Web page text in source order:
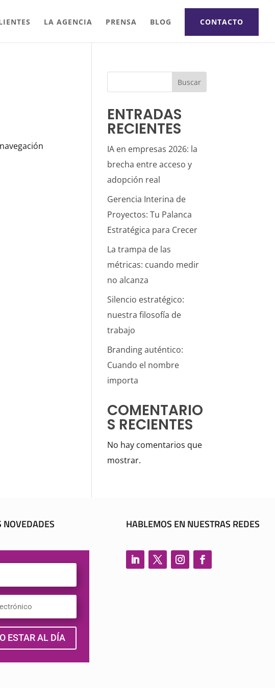
LA AGENCIA PRENSA BLOG CONTACTO
Buscar
ENTRADAS
RECIENTES
IA en empresas 2026: la
brecha entre acceso y
adopción real
Gerencia Interina de
Proyectos: Tu Palanca
Estratégica para Crecer
La trampa de las
métricas: cuando medir
no alcanza
Silencio estratégico:
nuestra filosofía de
trabajo
Branding auténtico:
Cuando el nombre
importa
COMENTARIO
S RECIENTES
No hay comentarios que
mostrar.
NOVEDADES
ESTAR AL DÍA
HABLEMOS EN NUESTRAS REDES